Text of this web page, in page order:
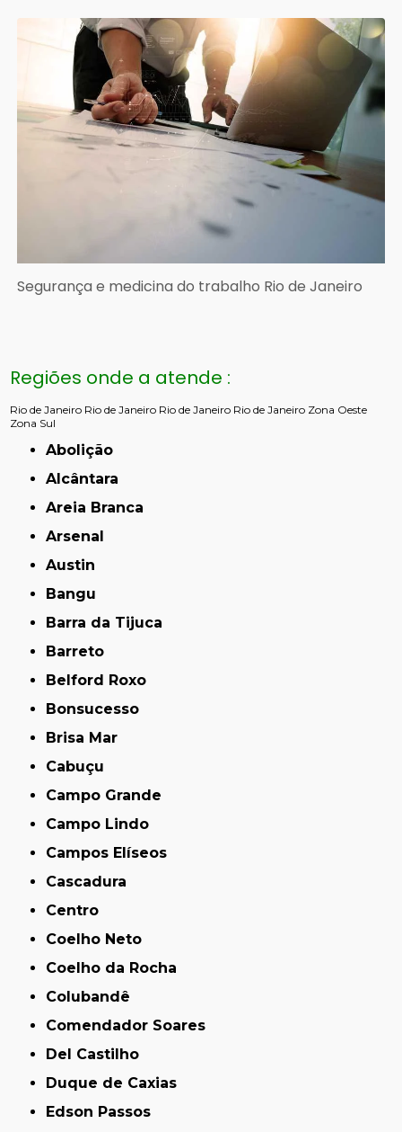
Segurança e medicina do trabalho Rio de Janeiro
Regiões onde a atende :
Rio de Janeiro Rio de Janeiro Rio de Janeiro Rio de Janeiro Zona Oeste
Zona Sul
Abolição
Alcântara
Areia Branca
Arsenal
Austin
Bangu
Barra da Tijuca
Barreto
Belford Roxo
Bonsucesso
Brisa Mar
Cabuçu
Campo Grande
Campo Lindo
Campos Elíseos
Cascadura
Centro
Coelho Neto
Coelho da Rocha
Colubandê
Comendador Soares
Del Castilho
Duque de Caxias
Edson Passos